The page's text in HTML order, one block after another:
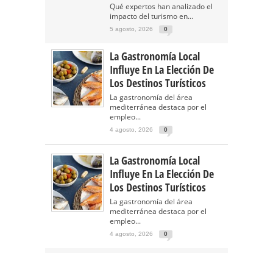
Qué expertos han analizado el
impacto del turismo en...
5 agosto, 2026 0
La Gastronomía Local
Influye En La Elección De
Los Destinos Turísticos
La gastronomía del área
mediterránea destaca por el
empleo...
4 agosto, 2026 0
La Gastronomía Local
Influye En La Elección De
Los Destinos Turísticos
La gastronomía del área
mediterránea destaca por el
empleo...
4 agosto, 2026 0